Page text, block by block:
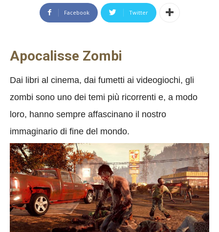
Facebook Twitter
Apocalisse Zombi
Dai libri al cinema, dai fumetti ai videogiochi, gli
zombi sono uno dei temi più ricorrenti e, a modo
loro, hanno sempre affascinano il nostro
immaginario di fine del mondo.